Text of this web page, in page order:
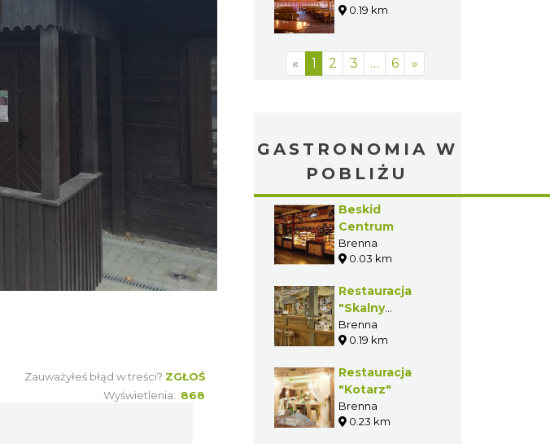
Zauważyłeś błąd w treści? ZGŁOŚ
Wyświetlenia: 868
0.19 km
« 1 2 3 … 6 »
GASTRONOMIA W
POBLIŻU
Beskid
Centrum
Brenna
0.03 km
Restauracja
"Skalny
Dworek"
Brenna
0.19 km
Restauracja
"Kotarz"
Brenna
0.23 km